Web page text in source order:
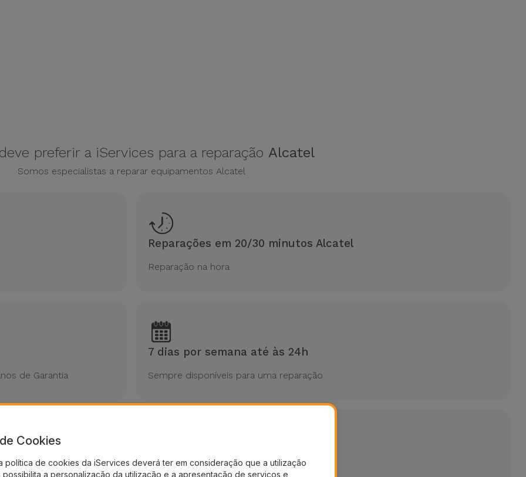
preferir a iServices para a reparação Alcatel
Somos especialistas a reparar equipamentos Alcatel
Reparações em 20/30 minutos Alcatel
Reparação na hora
de Garantia
7 dias por semana até às 24h
Sempre disponíveis para uma reparação
Cookies
política de cookies da iServices deverá ter em consideração que a utilização
a personalização da utilização e a apresentação de serviços e